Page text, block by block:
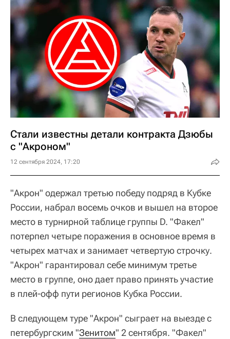
Стали известны детали контракта Дзюбы
с "Акроном"
12 сентября 2024, 17:20
"Акрон" одержал третью победу подряд в Кубке
России, набрал восемь очков и вышел на второе
место в турнирной таблице группы D. "Факел"
потерпел четыре поражения в основное время в
четырех матчах и занимает четвертую строчку.
"Акрон" гарантировал себе минимум третье
место в группе, оно дает право принять участие
в плей-офф пути регионов Кубка России.
В следующем туре "Акрон" сыграет на выезде с
петербургским "Зенитом" 2 сентября. "Факел"